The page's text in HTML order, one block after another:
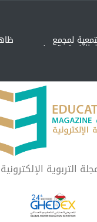
لمجمع
تستهدف
"كنت
لماذا
فضول؟
التربوية الإلكترونية